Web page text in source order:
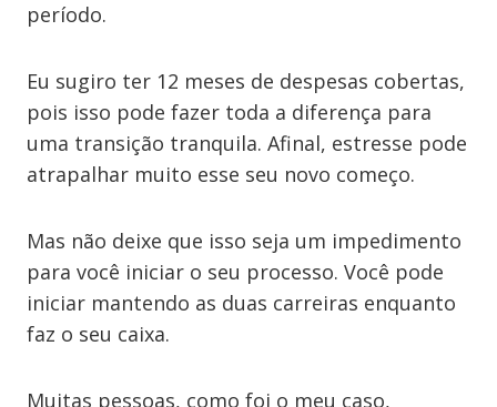
período.
Eu sugiro ter 12 meses de despesas cobertas,
pois isso pode fazer toda a diferença para
uma transição tranquila. Afinal, estresse pode
atrapalhar muito esse seu novo começo.
Mas não deixe que isso seja um impedimento
para você iniciar o seu processo. Você pode
iniciar mantendo as duas carreiras enquanto
faz o seu caixa.
Muitas pessoas, como foi o meu caso,